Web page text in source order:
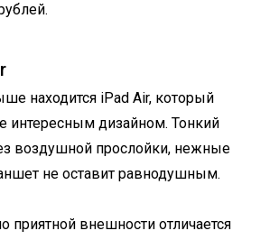
находится iPad Air, который
интересным дизайном. Тонкий
воздушной прослойки, нежные
не оставит равнодушным.
внешности отличается